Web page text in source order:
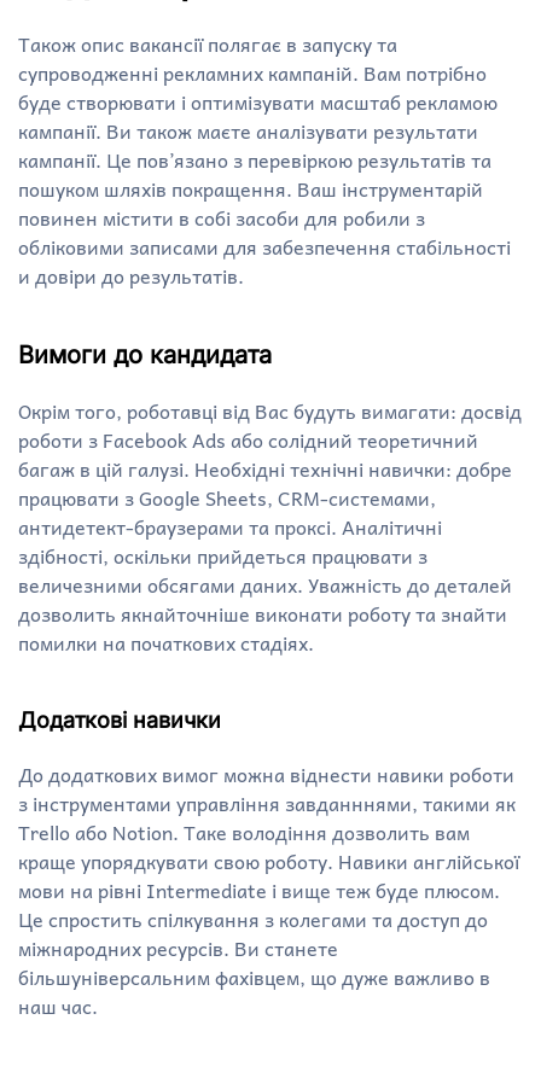
Також опис вакансії полягає в запуску та
супроводженні рекламних кампаній. Вам потрібно
буде створювати і оптимізувати масштаб рекламою
кампанії. Ви також маєте аналізувати результати
кампанії. Це пов’язано з перевіркою результатів та
пошуком шляхів покращення. Ваш інструментарій
повинен містити в собі засоби для робили з
обліковими записами для забезпечення стабільності
и довіри до результатів.
Вимоги до кандидата
Окрім того, роботавці від Вас будуть вимагати: досвід
роботи з Facebook Ads або солідний теоретичний
багаж в цій галузі. Необхідні технічні навички: добре
працювати з Google Sheets, CRM-системами,
антидетект-браузерами та проксі. Аналітичні
здібності, оскільки прийдеться працювати з
величезними обсягами даних. Уважність до деталей
дозволить якнайточніше виконати роботу та знайти
помилки на початкових стадіях.
Додаткові навички
До додаткових вимог можна віднести навики роботи
з інструментами управління завданннями, такими як
Trello або Notion. Таке володіння дозволить вам
краще упорядкувати свою роботу. Навики англійської
мови на рівні Intermediate і вище теж буде плюсом.
Це спростить спілкування з колегами та доступ до
міжнародних ресурсів. Ви станете
більшуніверсальним фахівцем, що дуже важливо в
наш час.